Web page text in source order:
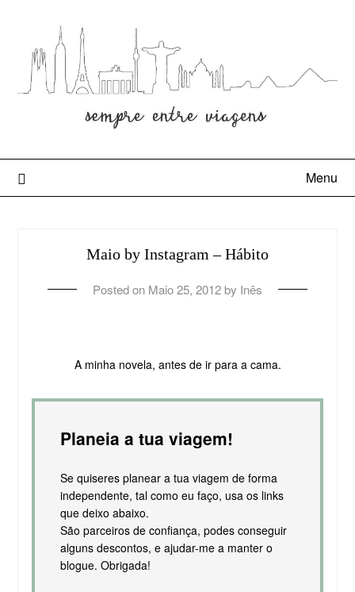
Menu
Maio by Instagram – Hábito
Posted on Maio 25, 2012 by Inês
A minha novela, antes de ir para a cama.
Planeia a tua viagem!
Se quiseres planear a tua viagem de forma
independente, tal como eu faço, usa os links
que deixo abaixo.
São parceiros de confiança, podes conseguir
alguns descontos, e ajudar-me a manter o
blogue. Obrigada!